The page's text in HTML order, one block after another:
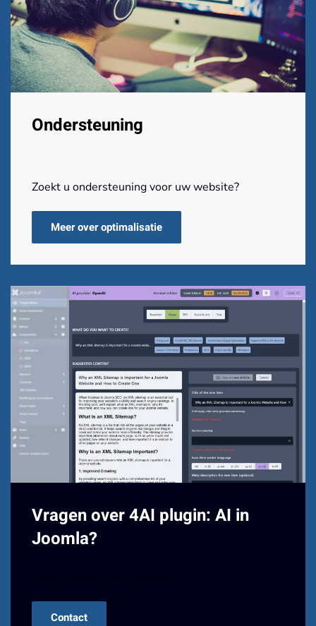
Ondersteuning
Zoekt u ondersteuning voor uw website?
Meer over optimalisatie
Vragen over 4AI plugin: AI in
Joomla?
Contact